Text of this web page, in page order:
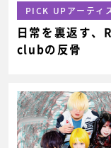
PICK UPアーティ
日常を裏返す、
clubの反骨